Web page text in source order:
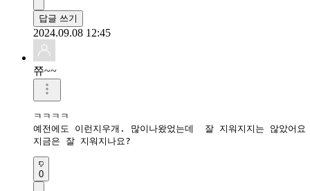
답글 쓰기
2024.09.08 12:45
쮸~~
ㅋㅋㅋㅋ
예전에도 이런지우개. 많이나왔었는데  잘 지워지지는 않았어요
지금은 잘 지워지나요?
0